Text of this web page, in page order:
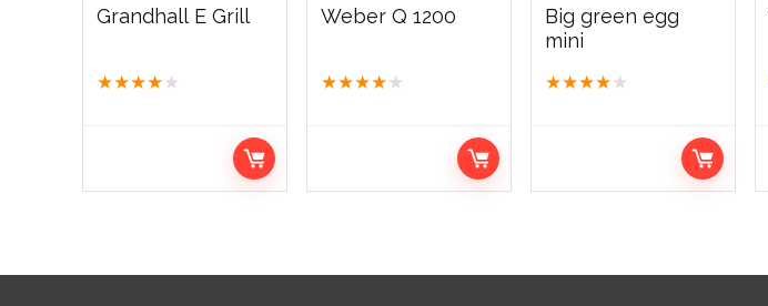
Grandhall E Grill
★★★★ ★
Weber Q 1200
★★★★ ★
Big green egg
mini
★★★★ ★